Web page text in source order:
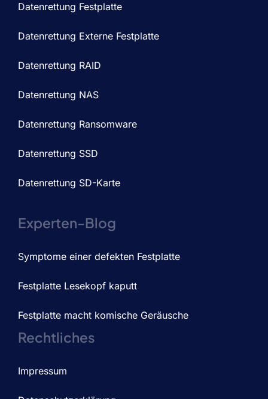
Datenrettung Festplatte
Datenrettung Externe Festplatte
Datenrettung RAID
Datenrettung NAS
Datenrettung Ransomware
Datenrettung SSD
Datenrettung SD-Karte
Experten-Blog
Symptome einer defekten Festplatte
Festplatte Lesekopf kaputt
Festplatte macht komische Geräusche
Rechtliches
Impressum